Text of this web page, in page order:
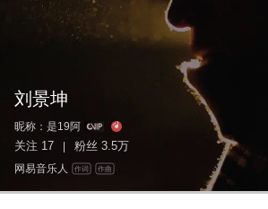
刘景坤
昵称： 是19阿
关注 17 粉丝 3.5万
网易音乐人 作词 作曲